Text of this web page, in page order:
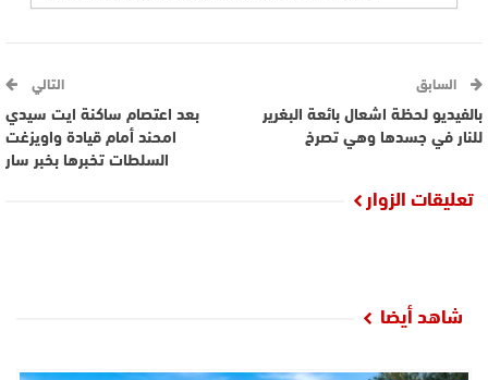
السابق
بالفيديو لحظة اشعال بائعة البغرير
للنار في جسدها وهي تصرخ
التالي
بعد اعتصام ساكنة ايت سيدي
امحند أمام قيادة واويزغت
السلطات تخبرها بخبر سار
تعليقات الزوار
شاهد أيضا